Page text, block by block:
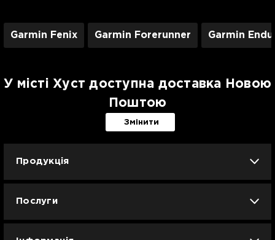
Garmin Fenix Garmin Forerunner Garmin
У місті Хуст доступна доставка Новою
Поштою
Змінити
Продукція
Послуги